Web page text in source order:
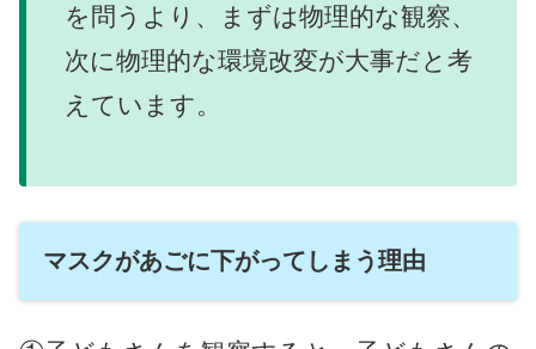
を問うより、まずは物理的な観察、
次に物理的な環境改変が大事だと考
えています。
マスクがあごに下がってしまう理由